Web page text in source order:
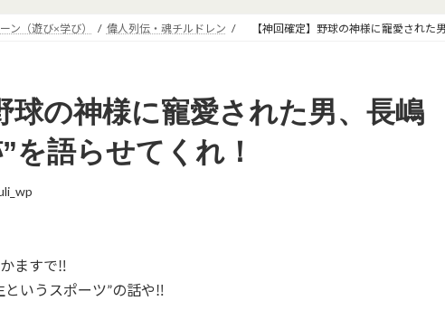
ン（遊び×学び） 偉人列伝・魂チルドレン 【神回確定】野球の神様に寵愛された
の神様に寵愛された男、長嶋
を語らせてくれ！
ますで‼️
いうスポーツ”の話や‼️